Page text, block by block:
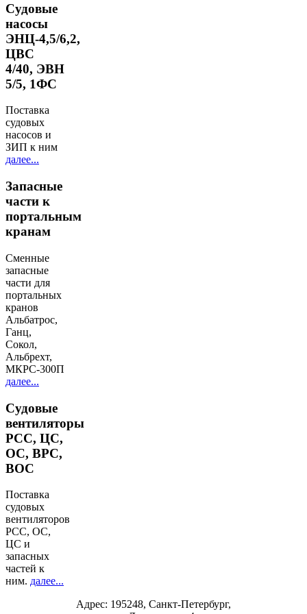
Судовые
насосы
ЭНЦ-4,5/6,2,
ЦВС
4/40, ЭВН
5/5, 1ФС
Поставка
судовых
насосов и
ЗИП к ним
далее...
Запасные
части к
портальным
кранам
Сменные
запасные
части для
портальных
кранов
Альбатрос,
Ганц,
Сокол,
Альбрехт,
МКРС-300П
далее...
Судовые
вентиляторы
РСС, ЦС,
ОС, ВРС,
ВОС
Поставка
судовых
вентиляторов
РСС, ОС,
ЦС и
запасных
частей к
ним. далее...
Адрес: 195248, Санкт-Петербург,